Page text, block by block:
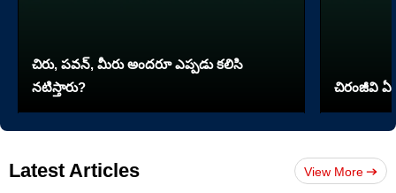
చిరు, పవన్, మీరు అందరూ ఎప్పడు కలిసి
నటిస్తారు?
చిరంజీవి ఏ
Latest Articles View More